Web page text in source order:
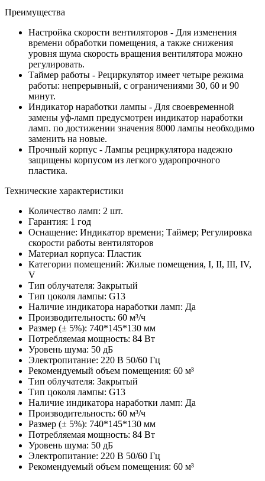
Преимущества
Настройка скорости вентиляторов - Для изменения
времени обработки помещения, а также снижения
уровня шума скорость вращения вентилятора можно
регулировать.
Таймер работы - Рециркулятор имеет четыре режима
работы: непрерывный, с ограничениями 30, 60 и 90
минут.
Индикатор наработки лампы - Для своевременной
замены уф-ламп предусмотрен индикатор наработки
ламп. по достижении значения 8000 лампы необходимо
заменить на новые.
Прочный корпус - Лампы рециркулятора надежно
защищены корпусом из легкого ударопрочного
пластика.
Технические характеристики
Количество ламп: 2 шт.
Гарантия: 1 год
Оснащение: Индикатор времени; Таймер; Регулировка
скорости работы вентиляторов
Материал корпуса: Пластик
Категории помещений: Жилые помещения, I, II, III, IV,
V
Тип облучателя: Закрытый
Тип цоколя лампы: G13
Наличие индикатора наработки ламп: Да
Производительность: 60 м³/ч
Размер (± 5%): 740*145*130 мм
Потребляемая мощность: 84 Вт
Уровень шума: 50 дБ
Электропитание: 220 В 50/60 Гц
Рекомендуемый объем помещения: 60 м³
Тип облучателя: Закрытый
Тип цоколя лампы: G13
Наличие индикатора наработки ламп: Да
Производительность: 60 м³/ч
Размер (± 5%): 740*145*130 мм
Потребляемая мощность: 84 Вт
Уровень шума: 50 дБ
Электропитание: 220 В 50/60 Гц
Рекомендуемый объем помещения: 60 м³